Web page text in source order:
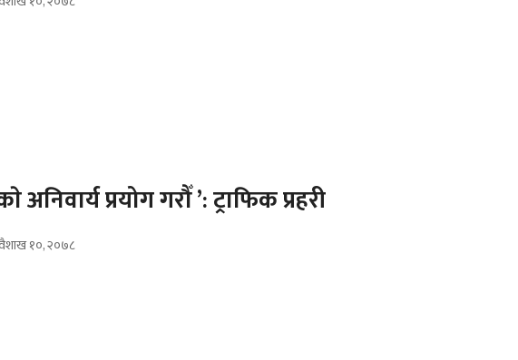
अनिवार्य प्रयोग गरौँ ’: ट्राफिक प्रहरी
१०, २०७८